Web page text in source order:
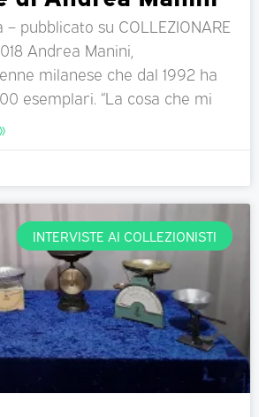
pubblicato su COLLEZIONARE
Andrea Manini,
milanese che dal 1992 ha
esemplari. “La cosa che mi
INTERVISTE AI COLLEZIONISTI